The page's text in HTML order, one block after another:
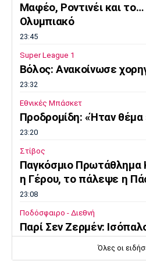
Μαφέο, Ροντινέι και το…
Ολυμπιακό
23:45
Super League 1
Βόλος: Ανακοίνωσε
23:32
Εθνικές Μπάσκετ
Προδρομίδη: «Ήταν θέμα
23:20
Στίβος
Παγκόσμιο Πρωτάθλημα
η Γέρου, το πάλεψε η
23:08
Ποδόσφαιρο - Διεθνή
Παρί Σεν Ζερμέν:
Μάντσεστερ Γιουνάιτεντ
Όλες οι